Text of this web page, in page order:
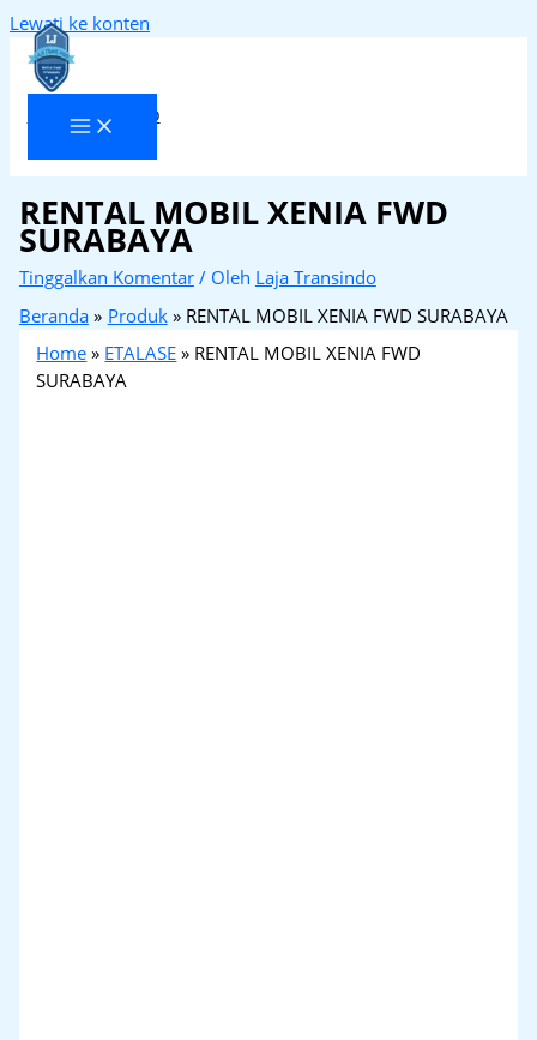
Lewati ke konten
Laja Transindo
RENTAL MOBIL XENIA FWD
SURABAYA
Tinggalkan Komentar / Oleh Laja Transindo
Beranda
Produk
RENTAL MOBIL XENIA FWD SURABAYA
Home » ETALASE » RENTAL MOBIL XENIA FWD
SURABAYA